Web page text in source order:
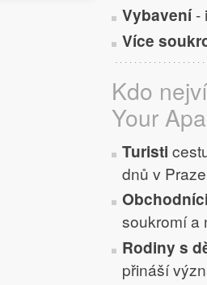
Vybavení-
Více
Kdo
Your
Turisti
dnů v
soukromí a
Rodiny s
přináší